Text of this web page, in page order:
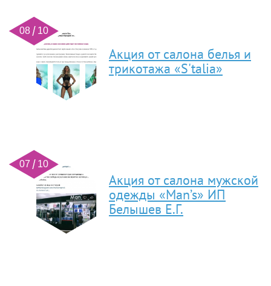
08 10
Акция от салона белья и
трикотажа «S'talia»
07 10
Акция от салона мужской
одежды «Man’s» ИП
Белышев Е.Г.